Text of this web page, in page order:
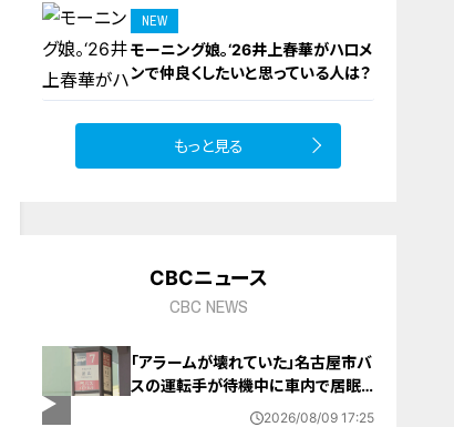
9
NEW
モーニング娘。‘26井上春華がハロメ
ンで仲良くしたいと思っている人は？
もっと見る
CBCニュース
CBC NEWS
「アラームが壊れていた」名古屋市バ
スの運転手が待機中に車内で居眠
り 47分遅れで運行 金山～妙見
2026/08/09 17:25